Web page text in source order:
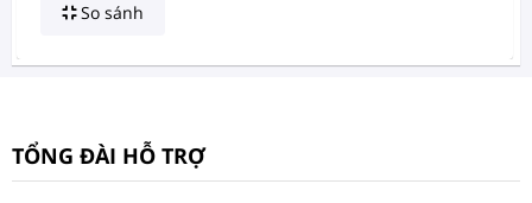
So sánh
TỔNG ĐÀI HỖ TRỢ